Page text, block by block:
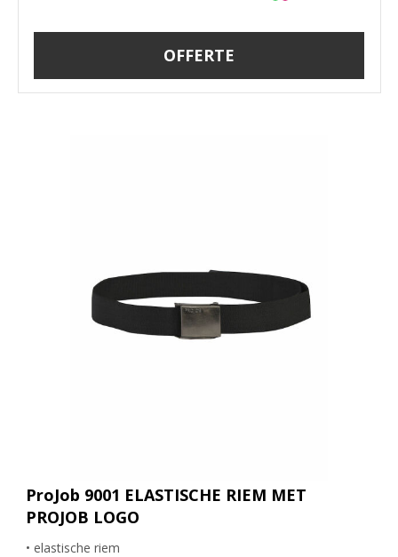
OFFERTE
ProJob 9001 ELASTISCHE RIEM MET
PROJOB LOGO
• elastische riem